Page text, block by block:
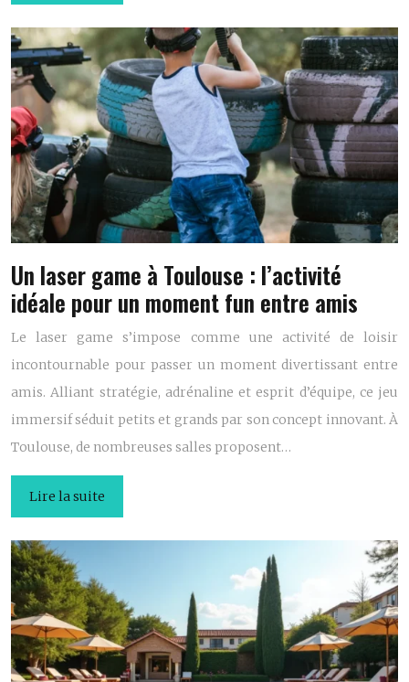
Un laser game à Toulouse : l’activité
idéale pour un moment fun entre amis
Le laser game s’impose comme une activité de loisir
incontournable pour passer un moment divertissant entre
amis. Alliant stratégie, adrénaline et esprit d’équipe, ce jeu
immersif séduit petits et grands par son concept innovant. À
Toulouse, de nombreuses salles proposent…
Lire la suite